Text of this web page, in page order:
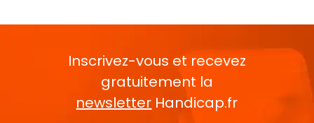
Inscrivez-vous et recevez
gratuitement la
newsletter Handicap.fr